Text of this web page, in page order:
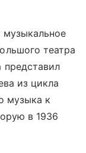
музыкальное
театра
из цикла
музыка к
в 1936